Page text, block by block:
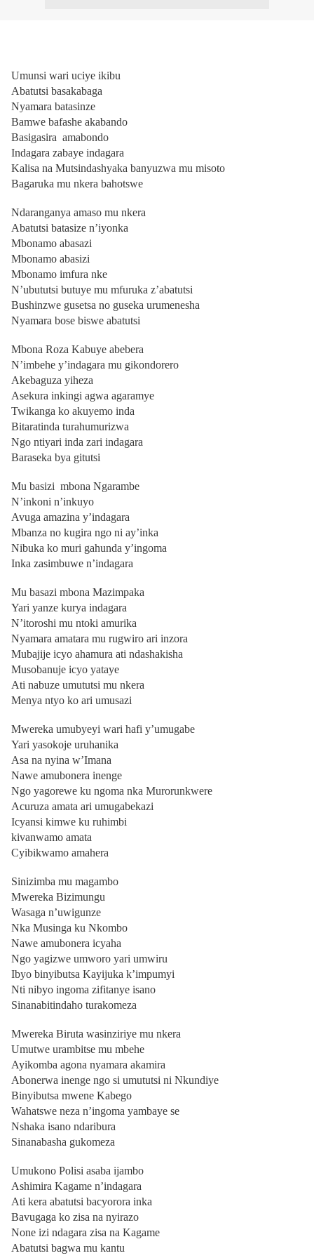
Umunsi wari uciye ikibu
Abatutsi basakabaga
Nyamara batasinze
Bamwe bafashe akabando
Basigasira amabondo
Indagara zabaye indagara
Kalisa na Mutsindashyaka banyuzwa mu misoto
Bagaruka mu nkera bahotswe
Ndaranganya amaso mu nkera
Abatutsi batasize n’iyonka
Mbonamo abasazi
Mbonamo abasizi
Mbonamo imfura nke
N’ubututsi butuye mu mfuruka z’abatutsi
Bushinzwe gusetsa no guseka urumenesha
Nyamara bose biswe abatutsi
Mbona Roza Kabuye abebera
N’imbehe y’indagara mu gikondorero
Akebaguza yiheza
Asekura inkingi agwa agaramye
Twikanga ko akuyemo inda
Bitaratinda turahumurizwa
Ngo ntiyari inda zari indagara
Baraseka bya gitutsi
Mu basizi mbona Ngarambe
N’inkoni n’inkuyo
Avuga amazina y’indagara
Mbanza no kugira ngo ni ay’inka
Nibuka ko muri gahunda y’ingoma
Inka zasimbuwe n’indagara
Mu basazi mbona Mazimpaka
Yari yanze kurya indagara
N’itoroshi mu ntoki amurika
Nyamara amatara mu rugwiro ari inzora
Mubajije icyo ahamura ati ndashakisha
Musobanuje icyo yataye
Ati nabuze umututsi mu nkera
Menya ntyo ko ari umusazi
Mwereka umubyeyi wari hafi y’umugabe
Yari yasokoje uruhanika
Asa na nyina w’Imana
Nawe amubonera inenge
Ngo yagorewe ku ngoma nka Murorunkwere
Acuruza amata ari umugabekazi
Icyansi kimwe ku ruhimbi
kivanwamo amata
Cyibikwamo amahera
Sinizimba mu magambo
Mwereka Bizimungu
Wasaga n’uwigunze
Nka Musinga ku Nkombo
Nawe amubonera icyaha
Ngo yagizwe umworo yari umwiru
Ibyo binyibutsa Kayijuka k’impumyi
Nti nibyo ingoma zifitanye isano
Sinanabitindaho turakomeza
Mwereka Biruta wasinziriye mu nkera
Umutwe urambitse mu mbehe
Ayikomba agona nyamara akamira
Abonerwa inenge ngo si umututsi ni Nkundiye
Binyibutsa mwene Kabego
Wahatswe neza n’ingoma yambaye se
Nshaka isano ndaribura
Sinanabasha gukomeza
Umukono Polisi asaba ijambo
Ashimira Kagame n’indagara
Ati kera abatutsi bacyorora inka
Bavugaga ko zisa na nyirazo
None izi ndagara zisa na Kagame
Abatutsi bagwa mu kantu